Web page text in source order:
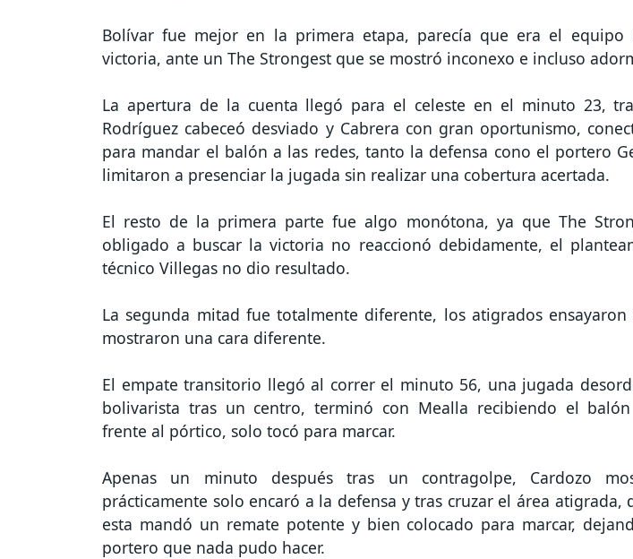
Bolívar fue mejor en la primera etapa, parecía que era el equipo
victoria, ante un The Strongest que se mostró inconexo e incluso
La apertura de la cuenta llegó para el celeste en el minuto 23,
Rodríguez cabeceó desviado y Cabrera con gran oportunismo,
para mandar el balón a las redes, tanto la defensa cono el portero
limitaron a presenciar la jugada sin realizar una cobertura acertada.
El resto de la primera parte fue algo monótona, ya que The
obligado a buscar la victoria no reaccionó debidamente, el
técnico Villegas no dio resultado.
La segunda mitad fue totalmente diferente, los atigrados ensayaron
mostraron una cara diferente.
El empate transitorio llegó al correr el minuto 56, una jugada
bolivarista tras un centro, terminó con Mealla recibiendo el
frente al pórtico, solo tocó para marcar.
Apenas un minuto después tras un contragolpe, Cardozo
prácticamente solo encaró a la defensa y tras cruzar el área atigrada,
esta mandó un remate potente y bien colocado para marcar,
portero que nada pudo hacer.